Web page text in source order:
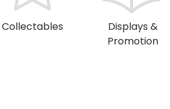
Collectables
Displays &
Promotion